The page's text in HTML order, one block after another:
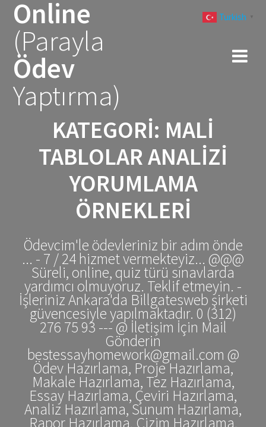
Online
(Parayla
Ödev
Yaptırma)
KATEGORI: MALI
TABLOLAR ANALIZI
YORUMLAMA
ÖRNEKLERI
Ödevcim'le ödevleriniz bir adım önde
... - 7 / 24 hizmet vermekteyiz... @@@
Süreli, online, quiz türü sınavlarda
yardımcı olmuyoruz. Teklif etmeyin. -
İşleriniz Ankara'da Billgatesweb şirketi
güvencesiyle yapılmaktadır. 0 (312)
276 75 93 --- @ İletişim İçin Mail
Gönderin
bestessayhomework@gmail.com @
Ödev Hazırlama, Proje Hazırlama,
Makale Hazırlama, Tez Hazırlama,
Essay Hazırlama, Çeviri Hazırlama,
Analiz Hazırlama, Sunum Hazırlama,
Rapor Hazırlama, Çizim Hazırlama,
Turkish ▼